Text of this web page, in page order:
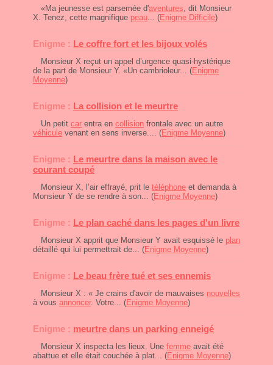
«Ma jeunesse est parsemée d'aventures, dit Monsieur
X. Tenez, cette magnifique peau... (Enigme Difficile)
Enigme : Le coffre fort et les bijoux volés
Monsieur X reçut un appel d’urgence quasi-hystérique
de la part de Monsieur Y. «Un cambrioleur... (Enigme
Moyenne)
Enigme : La collision et le meurtre
Un petit car entra en collision frontale avec un autre
véhicule venant en sens inverse.... (Enigme Moyenne)
Enigme : Le meurtre dans la maison avec le
courant coupé
Monsieur X, l’air effrayé, prit le téléphone et demanda à
Monsieur Y de se rendre à son... (Enigme Moyenne)
Enigme : Le plan caché dans les pages d'un livre
Monsieur X apprit que Monsieur Y avait esquissé le plan
détaillé qui lui permettrait de... (Enigme Moyenne)
Enigme : Le beau frère tué et ses ennemis
Monsieur X : « Je crains d'avoir de mauvaises nouvelles
à vous annoncer. Votre... (Enigme Moyenne)
Enigme : meurtre dans un parking enneigé
Monsieur X inspecta les lieux. Une femme avait été
abattue et elle était couchée à plat... (Enigme Moyenne)